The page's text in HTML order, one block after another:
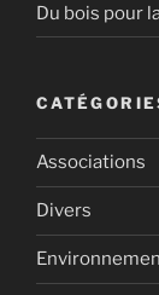
Du bois pour
Associations
Divers